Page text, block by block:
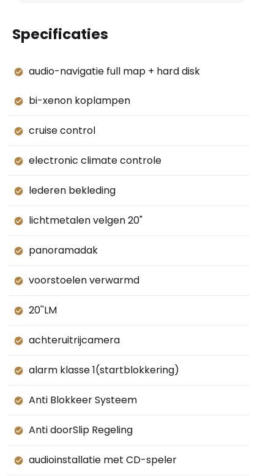
Specificaties
audio-navigatie full map + hard disk
bi-xenon koplampen
cruise control
electronic climate controle
lederen bekleding
lichtmetalen velgen 20"
panoramadak
voorstoelen verwarmd
20''LM
achteruitrijcamera
alarm klasse 1(startblokkering)
Anti Blokkeer Systeem
Anti doorSlip Regeling
audioinstallatie met CD-speler